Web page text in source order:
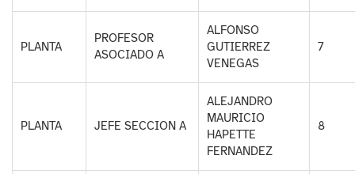
PLANTA
PROFESOR
ASOCIADO A
ALFONSO
GUTIERREZ
VENEGAS
7
PLANTA JEFE SECCION A
ALEJANDRO
MAURICIO
HAPETTE
FERNANDEZ
8